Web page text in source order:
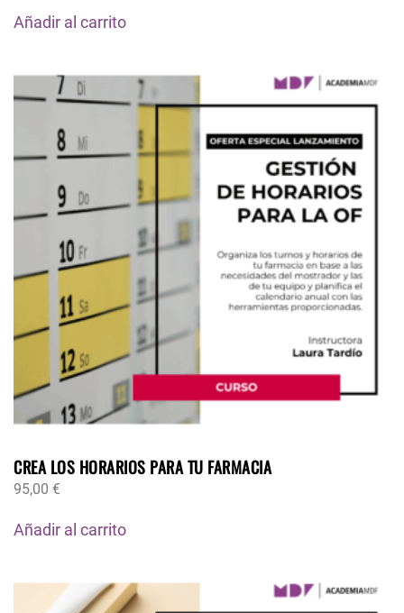
Añadir al carrito
CREA LOS HORARIOS PARA TU FARMACIA
95,00 €
Añadir al carrito